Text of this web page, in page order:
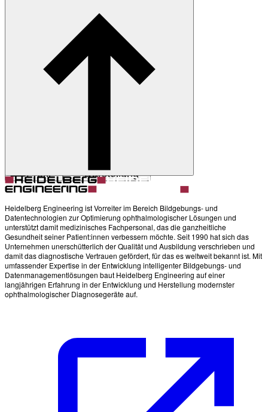
Produkte
Academy
Profil Darstellung
Heidelberg Engineering ist Vorreiter im Bereich Bildgebungs- und
Datentechnologien zur Optimierung ophthalmologischer Lösungen und
unterstützt damit medizinisches Fachpersonal, das die ganzheitliche
Gesundheit seiner Patient:innen verbessern möchte. Seit 1990 hat sich das
Unternehmen unerschütterlich der Qualität und Ausbildung verschrieben und
damit das diagnostische Vertrauen gefördert, für das es weltweit bekannt ist. Mit
umfassender Expertise in der Entwicklung intelligenter Bildgebungs- und
Datenmanagementlösungen baut Heidelberg Engineering auf einer
langjährigen Erfahrung in der Entwicklung und Herstellung modernster
ophthalmologischer Diagnosegeräte auf.